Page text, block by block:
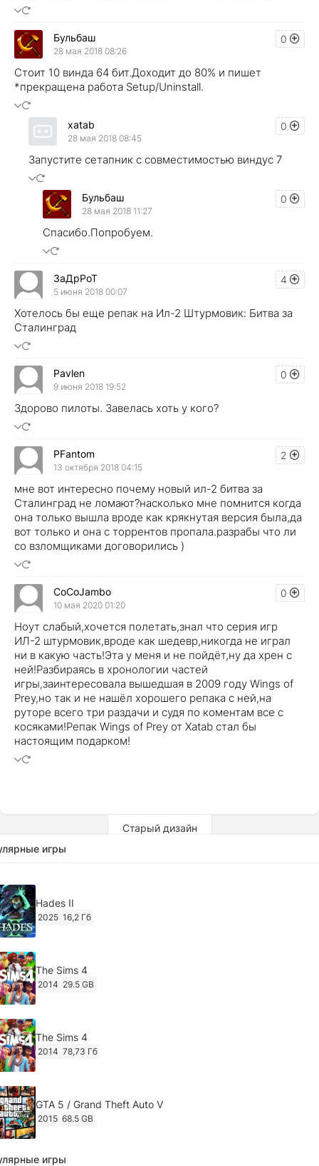
0
Бульбаш
28 мая 2018 08:26
Стоит 10 винда 64 бит.Доходит до 80% и пишет
*прекращена работа Setup/Uninstall.
0
xatab
28 мая 2018 08:45
Запустите сетапник с совместимостью виндус 7
0
Бульбаш
28 мая 2018 11:27
Спасибо.Попробуем.
4
ЗаДрРоТ
5 июня 2018 00:07
Хотелось бы еще репак на Ил-2 Штурмовик: Битва за
Сталинград
0
Pavlen
9 июня 2018 19:52
Здорово пилоты. Завелась хоть у кого?
2
PFantom
13 октября 2018 04:15
мне вот интересно почему новый ил-2 битва за
Сталинград не ломают?насколько мне помнится когда
она только вышла вроде как крякнутая версия была,да
вот только и она с торрентов пропала.разрабы что ли
со взломщиками договорились )
0
CoCoJambo
10 мая 2020 01:20
Ноут слабый,хочется полетать,знал что серия игр
ИЛ-2 штурмовик,вроде как шедевр,никогда не играл
ни в какую часть!Эта у меня и не пойдёт,ну да хрен с
ней!Разбираясь в хронологии частей
игры,заинтересовала вышедшая в 2009 году Wings of
Prey,но так и не нашёл хорошего репака с ней,на
руторе всего три раздачи и судя по коментам все с
косяками!Репак Wings of Prey от Xatab стал бы
настоящим подарком!
Старый дизайн
игры
Hades II
2025 16,2 Гб
The Sims 4
2014 29.5 GB
The Sims 4
2014 78,73 Гб
GTA 5 / Grand Theft Auto V
2015 68.5 GB
игры